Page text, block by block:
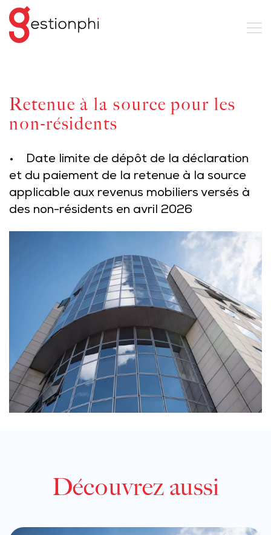
Retenue à la source pour les
non-résidents
• Date limite de dépôt de la déclaration
et du paiement de la retenue à la source
applicable aux revenus mobiliers versés à
des non-résidents en avril 2026
Découvrez aussi